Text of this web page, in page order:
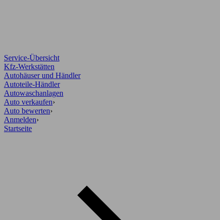
Service-Übersicht
Kfz-Werkstätten
Autohäuser und Händler
Autoteile-Händler
Autowaschanlagen
Auto verkaufen›
Auto bewerten›
Anmelden›
Startseite